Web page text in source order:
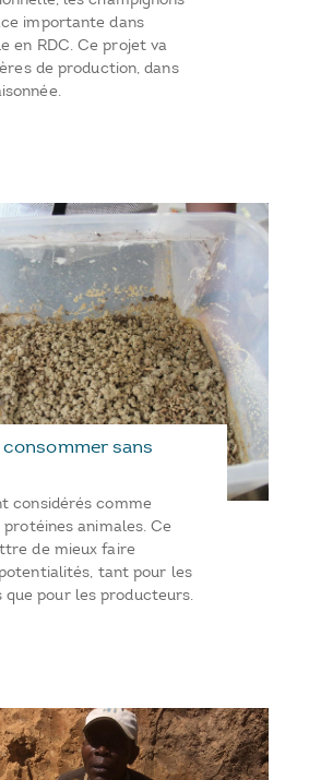
importante dans
en RDC. Ce projet va
de production, dans
sans
considérés comme
animales. Ce
de mieux faire
tant pour les
pour les producteurs.